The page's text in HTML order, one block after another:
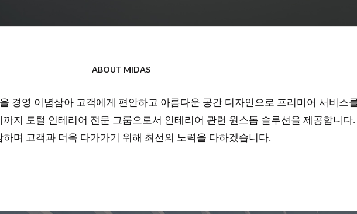
ABOUT MIDAS
경영 이념삼아 고객에게 편안하고 아름다운 공간 디자인으로 프리미어 서비스
지 토털 인테리어 전문 그룹으로서 인테리어 관련 원스톱 솔루션을 제공합니다
하며 고객과 더욱 다가가기 위해 최선의 노력을 다하겠습니다.